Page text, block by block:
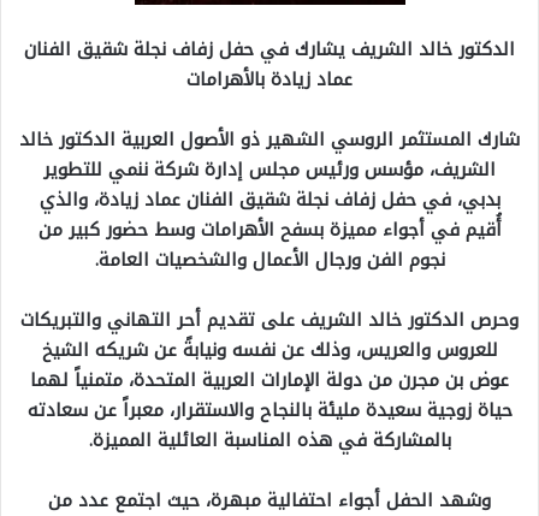
الدكتور خالد الشريف يشارك في حفل زفاف نجلة شقيق الفنان
عماد زيادة بالأهرامات
شارك المستثمر الروسي الشهير ذو الأصول العربية الدكتور خالد
الشريف، مؤسس ورئيس مجلس إدارة شركة ننمي للتطوير
بدبي، في حفل زفاف نجلة شقيق الفنان عماد زيادة، والذي
أُقيم في أجواء مميزة بسفح الأهرامات وسط حضور كبير من
نجوم الفن ورجال الأعمال والشخصيات العامة.
وحرص الدكتور خالد الشريف على تقديم أحر التهاني والتبريكات
للعروس والعريس، وذلك عن نفسه ونيابةً عن شريكه الشيخ
عوض بن مجرن من دولة الإمارات العربية المتحدة، متمنياً لهما
حياة زوجية سعيدة مليئة بالنجاح والاستقرار، معبراً عن سعادته
بالمشاركة في هذه المناسبة العائلية المميزة.
وشهد الحفل أجواء احتفالية مبهرة، حيث اجتمع عدد من